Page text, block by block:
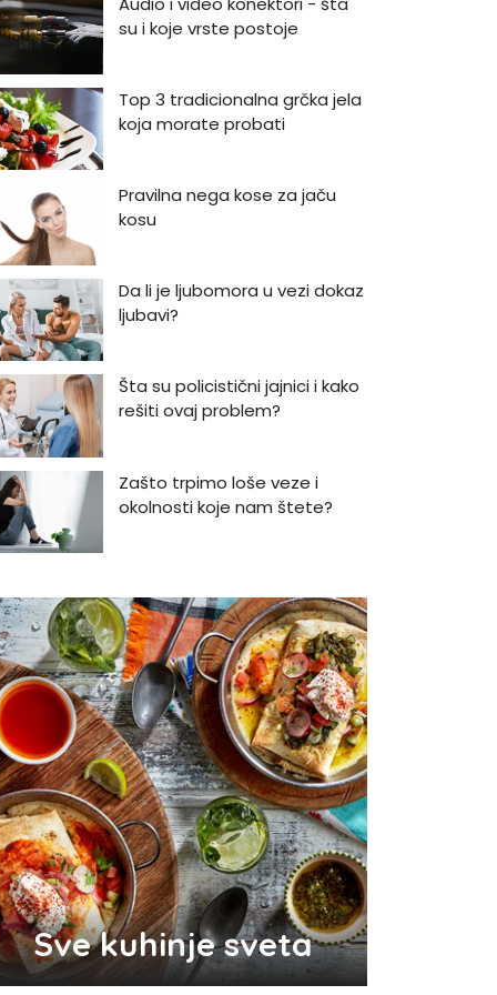
su i koje vrste postoje
Top 3 tradicionalna grčka jela
koja morate probati
Pravilna nega kose za jaču
kosu
Da li je ljubomora u vezi dokaz
ljubavi?
Šta su policistični jajnici i kako
rešiti ovaj problem?
Zašto trpimo loše veze i
okolnosti koje nam štete?
kako prolaze godine braka?
5 načina kako da pobedite
stres
Zašto odlažemo bitne stvari i
kako da prestanemo?
Odlični saveti za brže začeće
bebe
Audio i video konektori - šta
su i koje vrste postoje
Sve kuhinje sveta